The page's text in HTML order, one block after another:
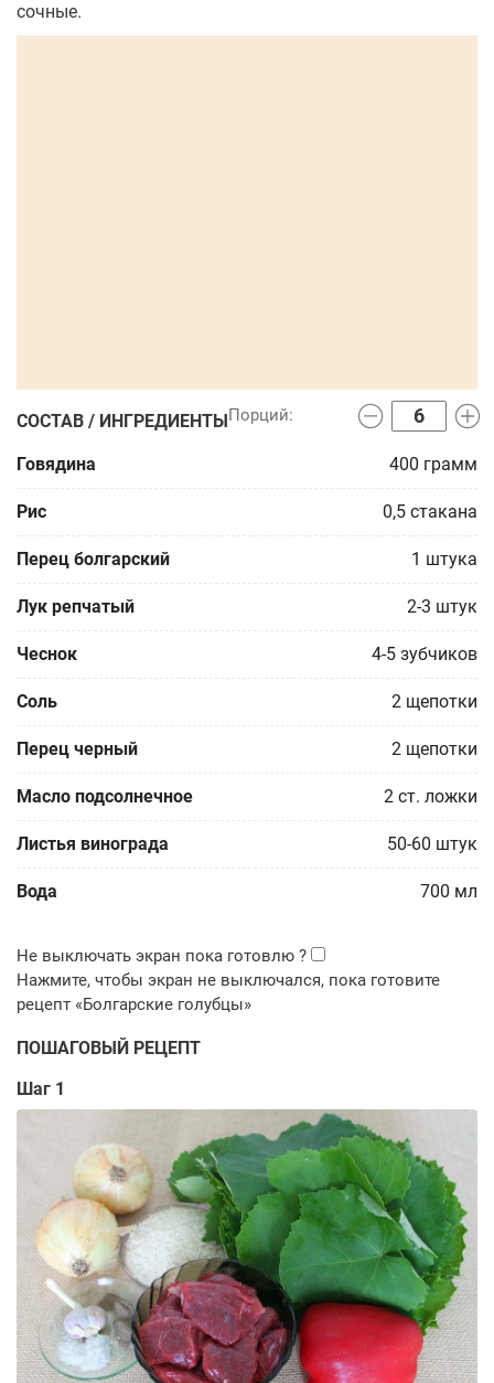
сочные.
СОСТАВ / ИНГРЕДИЕНТЫ
Говядина 400 грамм
Рис 0,5 стакана
Перец болгарский 1 штука
Лук репчатый 2-3 штук
Чеснок 4-5 зубчиков
Соль 2 щепотки
Перец черный 2 щепотки
Масло подсолнечное 2 ст. ложки
Листья винограда 50-60 штук
Вода 700 мл
ПОШАГОВЫЙ РЕЦЕПТ
Шаг 1